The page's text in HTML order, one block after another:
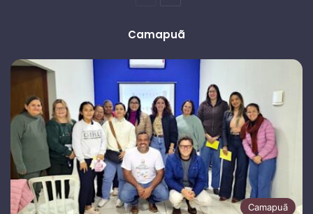
Camapuã
Camapuã